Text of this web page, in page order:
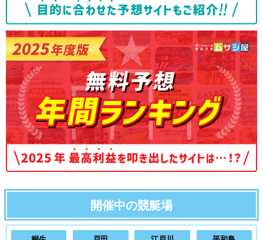
開催中の競艇場